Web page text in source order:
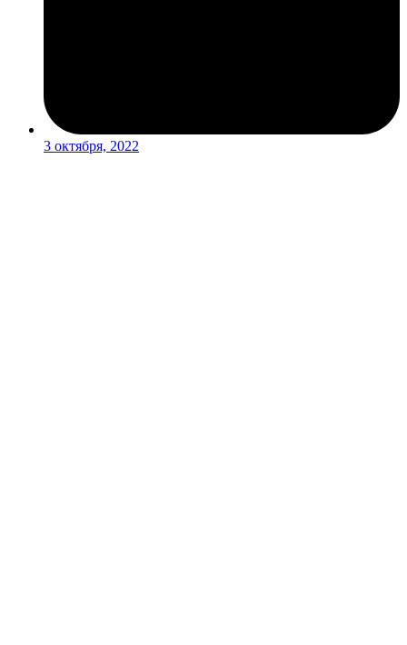
3 октября, 2022